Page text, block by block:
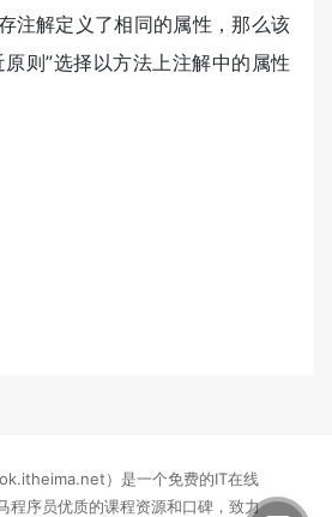
注解定义了相同的属性，那么该
原则”选择以方法上注解中的属性
）是一个免费的IT在线
程序员优质的课程资源和口碑，致力